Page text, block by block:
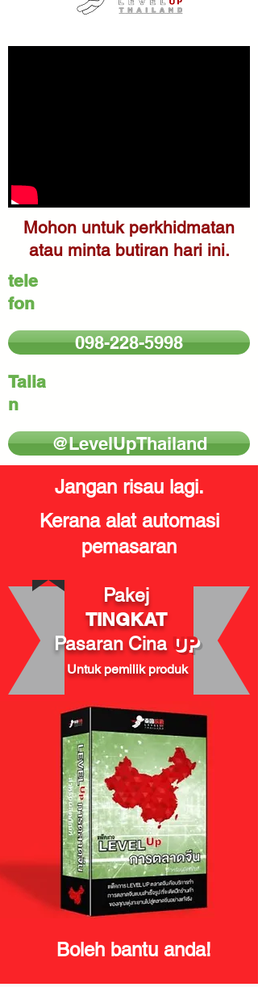
Mohon untuk perkhidmatan
atau minta butiran hari ini.
tele
fon
098-228-5998
Talia
n
@LevelUpThailand
Jangan risau lagi.
Kerana alat automasi
pemasaran
Pakej
TINGKAT
Pasaran Cina UP
Untuk pemilik produk
Boleh bantu anda!